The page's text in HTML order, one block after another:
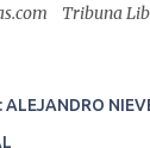
Tribuna
a
ALEJANDRO